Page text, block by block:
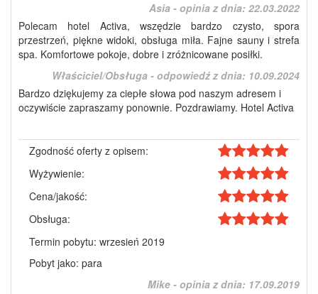
Asia - opinia z dnia: 22.03.2022
Polecam hotel Activa, wszędzie bardzo czysto, spora
przestrzeń, piękne widoki, obsługa miła. Fajne sauny i strefa
spa. Komfortowe pokoje, dobre i zróżnicowane posiłki.
Właściciel/Obsługa - odpowiedź z dnia: 10.09.2024
Bardzo dziękujemy za ciepłe słowa pod naszym adresem i
oczywiście zapraszamy ponownie. Pozdrawiamy. Hotel Activa
Zgodność oferty z opisem:
Wyżywienie:
Cena/jakość:
Obsługa:
Termin pobytu: wrzesień 2019
Pobyt jako: para
Mike - opinia z dnia: 17.09.2019